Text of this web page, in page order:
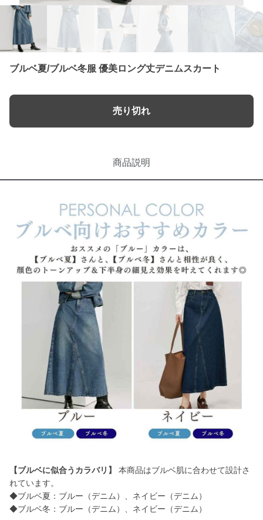
ブルベ夏/ブルベ冬服 優美ロング丈デニムスカート
売り切れ
商品説明
【ブルベに似合うカラバリ】
本商品はブルベ肌に合わせて設計さ
れています。
◆ブルベ夏：ブルー（デニム）、ネイビー（デニム）
◆ブルベ冬：ブルー（デニム）、ネイビー（デニム）